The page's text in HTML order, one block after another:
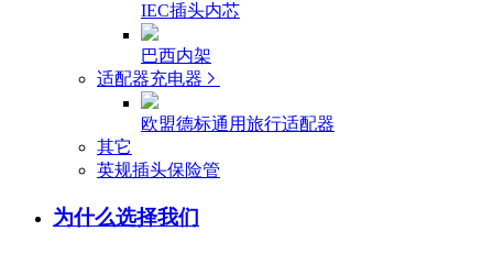
IEC插头内芯
巴西内架
适配器充电器
欧盟德标通用旅行适配器
其它
英规插头保险管
为什么选择我们